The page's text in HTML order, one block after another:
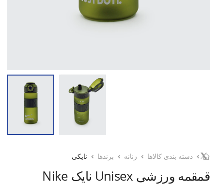
دسته بندی کالاها زنانه برندها نایکی
قمقمه ورزشی Unisex نایک Nike